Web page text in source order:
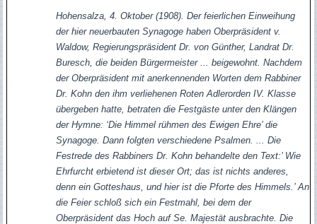
Hohensalza, 4. Oktober (1908). Der feierlichen Einweihung
der hier neuerbauten Synagoge haben Oberpräsident v.
Waldow, Regierungspräsident Dr. von Günther, Landrat Dr.
Buresch, die beiden Bürgermeister ... beigewohnt. Nachdem
der Oberpräsident mit anerkennenden Worten dem Rabbiner
Dr. Kohn den ihm verliehenen Roten Adlerorden IV. Klasse
übergeben hatte, betraten die Festgäste unter den Klängen
der Hymne: ‘Die Himmel rühmen des Ewigen Ehre’ die
Synagoge. Dann folgten verschiedene Psalmen. ... Die
Festrede des Rabbiners Dr. Kohn behandelte den Text:’ Wie
Ehrfurcht erbietend ist dieser Ort; das ist nichts anderes,
denn ein Gotteshaus, und hier ist die Pforte des Himmels.’ An
die Feier schloß sich ein Festmahl, bei dem der
Oberpräsident das Hoch auf Se. Majestät ausbrachte. Die